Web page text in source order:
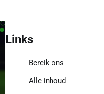
Links
Bereik ons
Alle inhoud